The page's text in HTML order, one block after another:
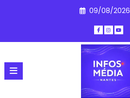
09/08/2026